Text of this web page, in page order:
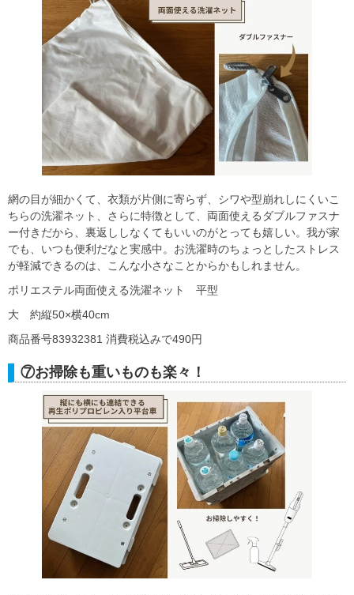
網の目が細かくて、衣類が片側に寄らず、シワや型崩れしにくいこ
ちらの洗濯ネット、さらに特徴として、両面使えるダブルファスナ
ー付きだから、裏返ししなくてもいいのがとっても嬉しい。我が家
でも、いつも便利だなと実感中。お洗濯時のちょっとしたストレス
が軽減できるのは、こんな小さなことからかもしれません。
ポリエステル両面使える洗濯ネット 平型
大 約縦50×横40cm
商品番号83932381 消費税込みで490円
⑦お掃除も重いものも楽々！